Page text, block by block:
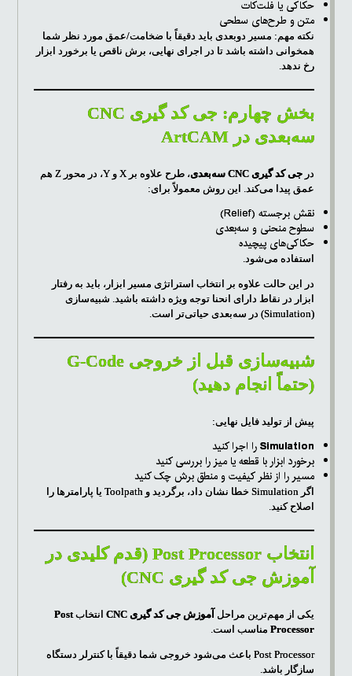
حکاکی یا فلت‌کات
متن و طرح‌های سطحی
نکته مهم: مسیر دوبعدی باید دقیقاً با ضخامت/عمق مورد نظر شما
همخوانی داشته باشد تا در اجرای نهایی، برش ناقص یا برخورد ابزار
رخ ندهد.
بخش چهارم: جی کد گیری CNC
سه‌بعدی در ArtCAM
درجی کد گیری CNC سه‌بعدی
، طرح علاوه بر X و Y، در محور Z هم
عمق پیدا می‌کند. این روش معمولاً برای:
نقش برجسته (Relief)
سطوح منحنی و سه‌بعدی
حکاکی‌های پیچیده
استفاده می‌شود.
در این حالت علاوه بر انتخاب استراتژی مسیر ابزار، باید به رفتار
ابزار در نقاط دارای انحنا توجه ویژه داشته باشید. شبیه‌سازی
(Simulation) در سه‌بعدی حیاتی‌تر است.
شبیه‌سازی قبل از خروجی G-Code
(حتماً انجام دهید)
پیش از تولید فایل نهایی:
Simulationرا اجرا کنید
برخورد ابزار با قطعه یا میز را بررسی کنید
مسیر را از نظر کیفیت و منطق برش چک کنید
اگر Simulation خطا نشان داد، برگردید و Toolpath یا پارامترها را
اصلاح کنید.
انتخاب Post Processor (قدم کلیدی در
آموزش جی کد گیری CNC)
یکی از مهم‌ترین مراحل آموزش جی کد گیری CNC انتخابPost
Processor مناسب است.
Post Processor باعث می‌شود خروجی شما دقیقاً با کنترلر دستگاه
سازگار باشد.